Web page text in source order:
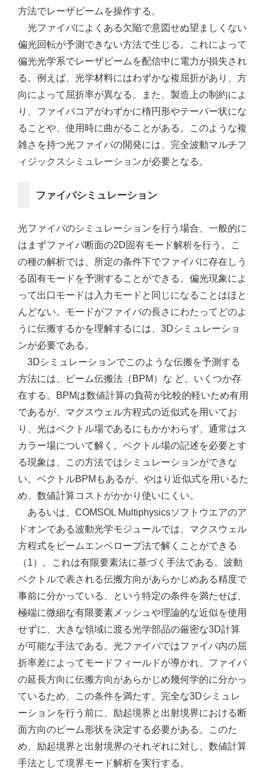
方法でレーザビームを操作する。
光ファイバによくある欠陥で意図せぬ望ましくない
偏光回転が予測できない方法で生じる。これによって
偏光光学系でレーザビームを配信中に電力が損失され
る。例えば、光学材料にはわずかな複屈折があり、方
向によって屈折率が異なる。また、製造上の制約によ
り、ファイバコアがわずかに楕円形やテーパー状にな
ることや、使用時に曲がることがある。このような複
雑さを持つ光ファイバの開発には、完全波動マルチフ
ィジックスシミュレーションが必要となる。
ファイバシミュレーション
光ファイバのシミュレーションを行う場合、一般的に
はまずファイバ断面の2D固有モード解析を行う。こ
の種の解析では、所定の条件下でファイバに存在しう
る固有モードを予測することができる。偏光現象によ
って出口モードは入力モードと同じになることはほと
んどない。モードがファイバの長さにわたってどのよ
うに伝搬するかを理解するには、3Dシミュレーショ
ンが必要である。
3Dシミュレーションでこのような伝搬を予測する
方法には、ビーム伝搬法（BPM）な ど、いくつか存
在する。BPMは数値計算の負荷が比較的軽いため有用
であるが、マクスウェル方程式の近似式を用いてお
り、光はベクトル場であるにもかかわらず、通常はス
カラー場について解く。ベクトル場の記述を必要とす
る現象は、この方法ではシミュレーションができな
い。ベクトルBPMもあるが、やはり近似式を用いるた
め、数値計算コストがかかり使いにくい。
あるいは、COMSOL Multiphysicsソフトウエアのア
ドオンである波動光学モジュールでは、マクスウェル
方程式をビームエンベロープ法で解くことができる
（1）。これは有限要素法に基づく手法である。波動
ベクトルで表される伝搬方向があらかじめある精度で
事前に分かっている、という特定の条件を満たせば、
極端に微細な有限要素メッシュや理論的な近似を使用
せずに、大きな領域に渡る光学部品の厳密な3D計算
が可能な手法である。光ファイバではファイバ内の屈
折率差によってモードフィールドが導かれ、ファイバ
の延長方向に伝搬方向があらかじめ幾何学的に分かっ
ているため、この条件を満たす。完全な3Dシミュレ
ーションを行う前に、励起境界と出射境界における断
面方向のビーム形状を決定する必要がある。このた
め、励起境界と出射境界のそれぞれに対し、数値計算
手法として境界モード解析を実行する。